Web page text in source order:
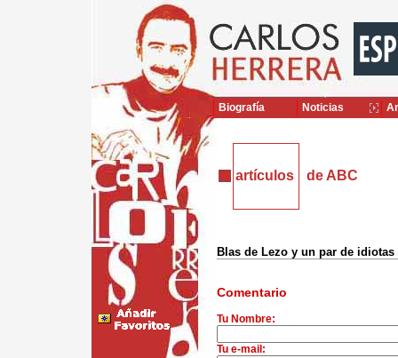
artículos de ABC
Blas de Lezo y un par de idiotas
Comentario
Tu Nombre:
Tu e-mail:
Biografía Noticias